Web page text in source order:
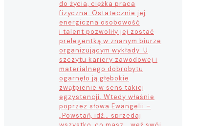
do życia, ciężka praca
fizyczna. Ostatecznie jej
energiczna osobowość
i talent pozwoliły jej zostać
prelegentką w znanym biurze
organizującym wykłady. U
szczytu kariery zawodowej i
materialnego dobrobytu
ogarnęło ją głębokie
zwątpienie w sens takiej
egzystencji. Wtedy właśnie
poprzez słowa Ewangelii –
„Powstań, idź… sprzedaj